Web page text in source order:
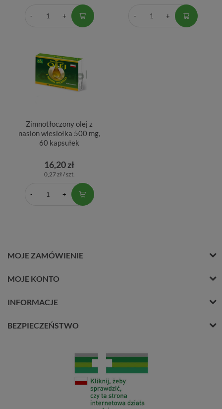
Zimnotłoczony olej z
nasion wiesiołka 500 mg,
60 kapsułek
16,20 zł
0,27 zł / szt.
MOJE ZAMÓWIENIE
MOJE KONTO
INFORMACJE
BEZPIECZEŃSTWO